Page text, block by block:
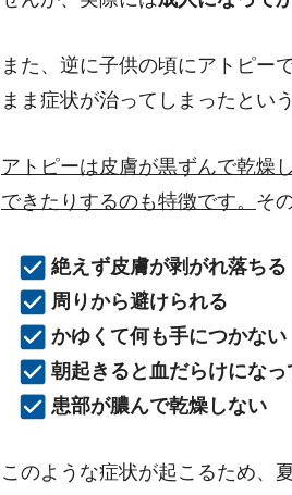
また、逆に子供の頃にアトピー
まま症状が治ってしまったとい
アトピーは皮膚が黒ずんで乾燥
できたりするのも特徴です。 そ
絶えず皮膚が剥がれ落ちる
周りから避けられる
かゆくて何も手につかない
朝起きると血だらけになっ
患部が膿んで乾燥しない
このような症状が起こるため、